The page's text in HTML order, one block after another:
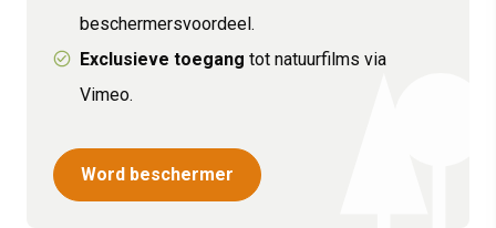
beschermersvoordeel.
Exclusieve toegang tot natuurfilms via
Vimeo.
Word beschermer